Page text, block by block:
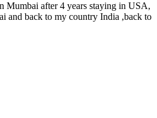
Mumbai after 4 years staying in USA,
and back to my country India ,back to